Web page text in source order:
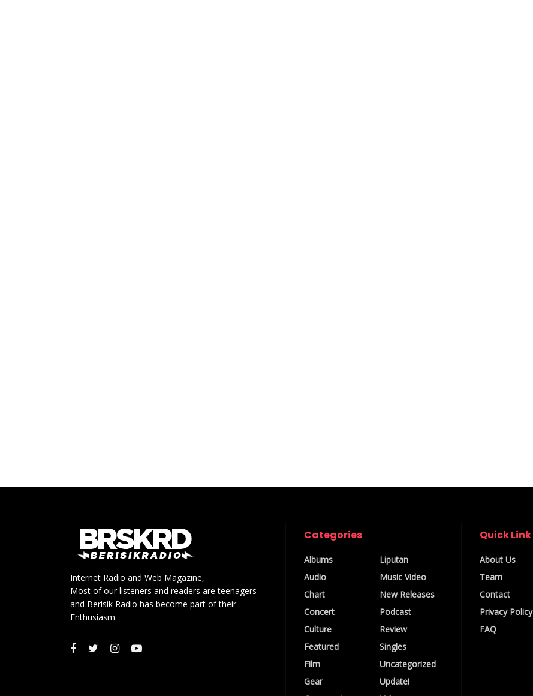
Internet Radio and Web Magazine,
Most of our listeners and readers are teenagers
and Berisik Radio has become part of their
Enthusiasm.
Categories
Albums
Audio
Chart
Concert
Culture
Featured
Film
Gear
Liputan
Music Video
New Releases
Podcast
Review
Singles
Uncategorized
Update!
Quick Link
About Us
Team
Contact
Privacy Policy
FAQ